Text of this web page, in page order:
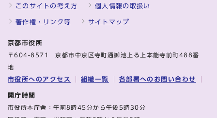
このサイトの考え方 個人情報の取扱い
著作権・リンク等 サイトマップ
京都市役所
〒604-8571 京都市中京区寺町通御池上る上本能寺前町488番
地
市役所へのアクセス 組織一覧 各部署へのお問い合わせ
開庁時間
市役所本庁舎：午前8時45分から午後5時30分